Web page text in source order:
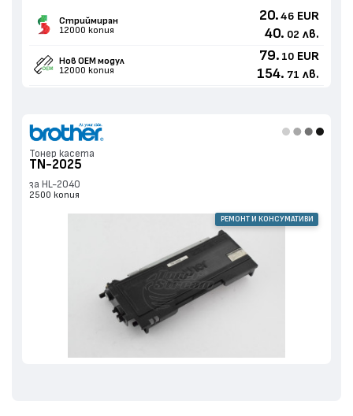
Стриймиран
12000 копия
20. 46 EUR
40. 02 лв.
Нов ОЕМ модул
12000 копия
79. 10 EUR
154. 71 лв.
Тонер касета
TN-2025
за HL-2040
2500 копия
РЕМОНТ И КОНСУМАТИВИ